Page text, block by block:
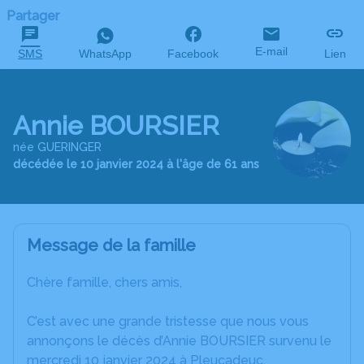
Partager
SMS WhatsApp Facebook E-mail Lien
Annie BOURSIER
née GUERINGER
décédée le 10 janvier 2024 à l'âge de 61 ans
Message de la famille
Chère famille, chers amis,
C’est avec une grande tristesse que nous vous
annonçons le décès d’Annie BOURSIER survenu le
mercredi 10 janvier 2024 à Pleucadeuc.